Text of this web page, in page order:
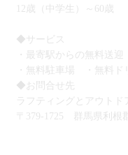
12歳（中学生）～60歳
◆サービス
・最寄駅からの無料送
・無料駐車場 ・無料ド
◆お問合せ先
ラフティングとアウト
〒379-1725 群馬県利根